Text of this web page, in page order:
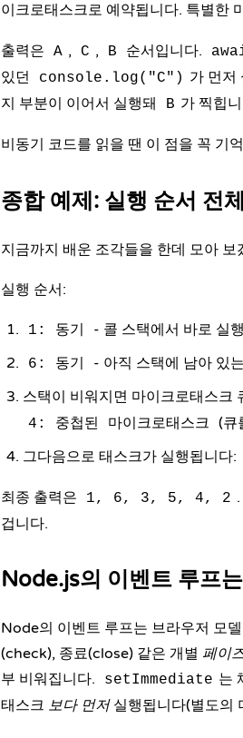
이크로태스크로 예약됩니다. 특별한
출력은 A , C , B 순서입니다.
있던
console.log("C") 가 먼저
지 부분이 이어서 실행돼
B 가 찍힙
비동기 코드를 읽을 땐 이 점을 꼭 기
종합 예제: 실행 순서 전
지금까지 배운 조각들을 한데 모아 보
실행 순서:
1: 동기 - 콜 스택에서 바로 실
6: 동기
- 아직 스택에 남아 있
스택이 비워지면 마이크로태스크
4: 중첩된 마이크로태스크
(큐
그다음으로 태스크가 실행됩니다:
최종 출력은 1, 6, 3, 5, 4, 2
겁니다.
Node.js의 이벤트 루프
Node의 이벤트 루프는 브라우저 모
(check), 종료(close) 같은 개별 페이
부 비워집니다.
setImmediate 는
태스크 보다 먼저실행됩니다(별도의